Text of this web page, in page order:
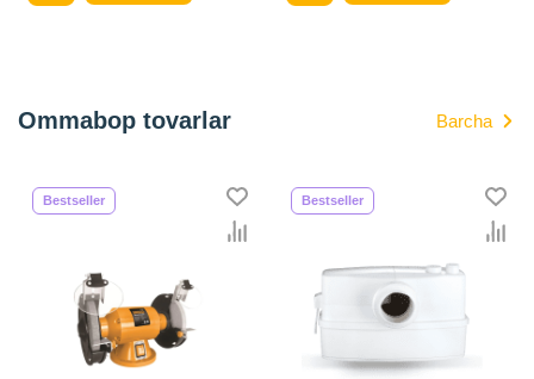
Ommabop tovarlar Barcha
Bestseller Bestseller